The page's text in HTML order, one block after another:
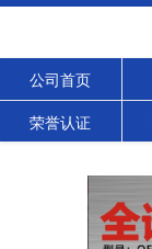
公司首页
荣誉认证